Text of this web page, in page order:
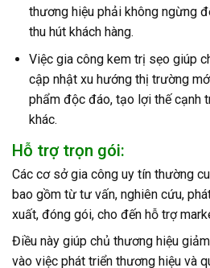
thương hiệu phải không ngừng
thu hút khách hàng.
Việc gia công kem trị sẹo giúp
cập nhật xu hướng thị trường
phẩm độc đáo, tạo lợi thế cạnh
khác.
Hỗ trợ trọn gói:
Các cơ sở gia công uy tín thường
bao gồm từ tư vấn, nghiên cứu,
xuất, đóng gói, cho đến hỗ trợ
Điều này giúp chủ thương hiệu
vào việc phát triển thương hiệu và